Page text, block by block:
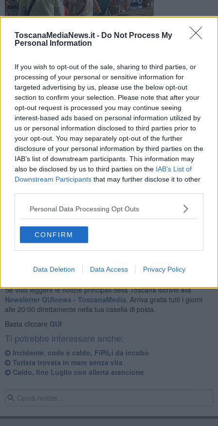
ToscanaMediaNews.it - Do Not Process My
Personal Information
If you wish to opt-out of the sale, sharing to third parties, or
processing of your personal or sensitive information for
targeted advertising by us, please use the below opt-out
section to confirm your selection. Please note that after your
opt-out request is processed you may continue seeing
interest-based ads based on personal information utilized by
us or personal information disclosed to third parties prior to
your opt-out. You may separately opt-out of the further
disclosure of your personal information by third parties on the
IAB’s list of downstream participants. This information may
also be disclosed by us to third parties on the IAB’s List of
Downstream Participants that may further disclose it to other
Personal Data Processing Opt Outs
CONFIRM
Data Deletion Data Access Privacy Policy
FIRENZE —Il ministero della salute conferma l'allerta per il caldo:
oggi è valido per diciotto città italiane, domani lo sarà dodici:
Firenze, Bologna, Bolzano, Brescia, Genova, Milano, Perugia,
Pescara, Torino, Trento, Venezia e Verona.
Il livello 3 da bollibo rosso di allerta indica ondata di calore
talmente elevate da avere effetti negativi sulla salute anche di
persone affette da malattie croniche.
Se vuoi leggere le notizie principali della Toscana iscriviti alla
Newsletter QUInews - ToscanaMedia. Arriva gratis tutti i giorni
alle 20:00 direttamente nella tua casella di posta.
Basta cliccare QUI
Ti potrebbe interessare anche:
Incidente, code e caldo, FiPiLi da incubo
Turista trovata in mare senza vita
Caldo, fine Luglio con allerta arancione